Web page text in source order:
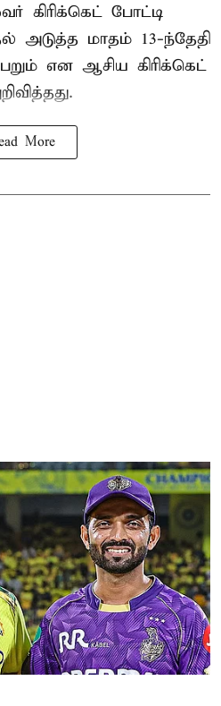
கிரிக்கெட் போட்டி
அடுத்த மாதம் 13-ந்தேதி
என ஆசிய கிரிக்கெட்
More